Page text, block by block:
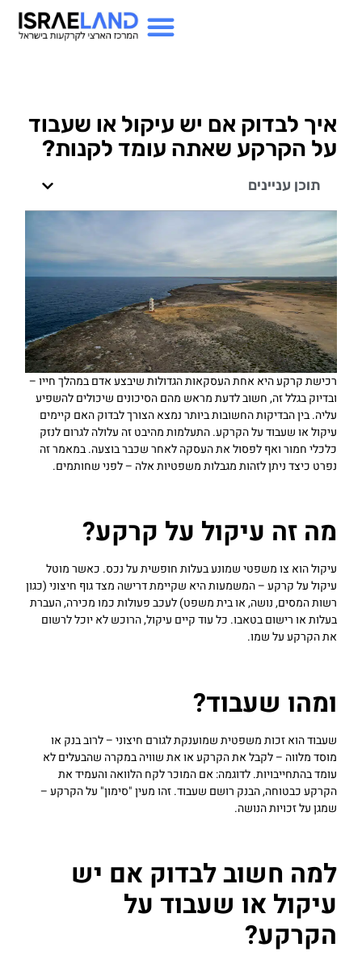
איך לבדוק אם יש עיקול או שעבוד
על הקרקע שאתה עומד לקנות?
תוכן עניינים
רכישת קרקע היא אחת העסקאות הגדולות שיבצע אדם במהלך חייו –
ובדיוק בגלל זה, חשוב לדעת מראש מהם הסיכונים שיכולים להשפיע
עליה. בין הבדיקות החשובות ביותר נמצא הצורך לבדוק האם קיימים
עיקול או שעבוד על הקרקע. התעלמות מהיבט זה עלולה לגרום לנזק
כלכלי חמור ואף לפסול את העסקה לאחר שכבר בוצעה. במאמר זה
נפרט כיצד ניתן לזהות מגבלות משפטיות אלה – לפני שחותמים.
מה זה עיקול על קרקע?
עיקול הוא צו משפטי שמונע בעלות חופשית על נכס. כאשר מוטל
עיקול על קרקע – המשמעות היא שקיימת דרישה מצד גוף חיצוני (כגון
רשות המסים, נושה, או בית משפט) לעכב פעולות כמו מכירה, העברת
בעלות או רישום בטאבו. כל עוד קיים עיקול, הרוכש לא יוכל לרשום
את הקרקע על שמו.
ומהו שעבוד?
שעבוד הוא זכות משפטית שמוענקת לגורם חיצוני – לרוב בנק או
מוסד מלווה – לקבל את הקרקע או את שוויה במקרה שהבעלים לא
עומד בהתחייבויות. לדוגמה: אם המוכר לקח הלוואה והעמיד את
הקרקע כבטוחה, הבנק רושם שעבוד. זהו מעין "סימון" על הקרקע –
שמגן על זכויות הנושה.
למה חשוב לבדוק אם יש
עיקול או שעבוד על
הקרקע?